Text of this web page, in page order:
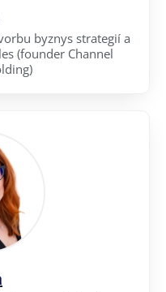
byznys strategií a
(founder Channel